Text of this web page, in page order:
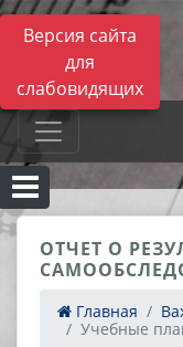
Версия сайта
для
слабовидящих
ОТЧЕТ О
Главная
Учебные